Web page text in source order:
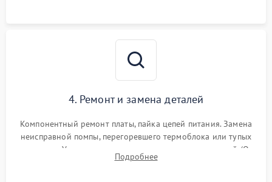
4. Ремонт и замена деталей
Компонентный ремонт платы, пайка цепей питания. Замена
неисправной помпы, перегоревшего термоблока или тупых
жерновов. Установка новых силиконовых уплотнителей (O-
ring) и тефлоновых трубок для надежного устранения
Подробнее